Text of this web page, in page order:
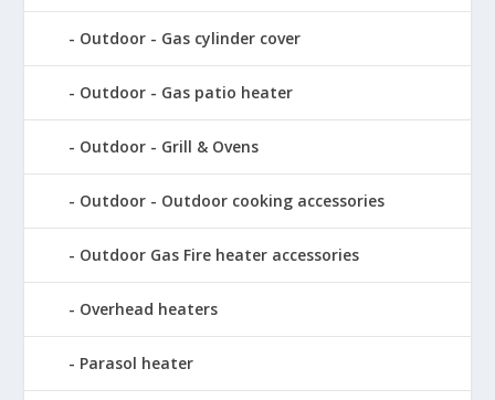
Outdoor - Gas cylinder cover
Outdoor - Gas patio heater
Outdoor - Grill & Ovens
Outdoor - Outdoor cooking accessories
Outdoor Gas Fire heater accessories
Overhead heaters
Parasol heater